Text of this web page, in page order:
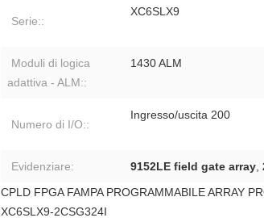
Serie::
XC6SLX9
Moduli di logica
adattiva - ALM::
1430 ALM
Numero di I/O::
Ingresso/uscita 200
Evidenziare: 9152LE field gate array,
CPLD FPGA FAMPA PROGRAMMABILE ARRAY
XC6SLX9-2CSG324I